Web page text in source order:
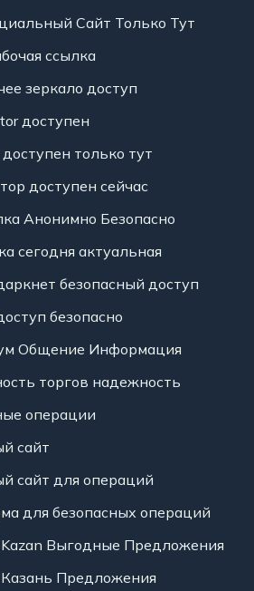
Сайт Только Тут
ссылка
зеркало доступ
доступен
только тут
доступен сейчас
Анонимно Безопасно
сегодня актуальная
безопасный доступ
безопасно
Общение Информация
торгов надежность
операции
сайт
сайт для операций
для безопасных операций
Выгодные Предложения
Предложения